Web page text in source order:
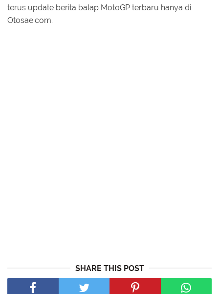
terus update berita balap MotoGP terbaru hanya di
Otosae.com.
SHARE THIS POST